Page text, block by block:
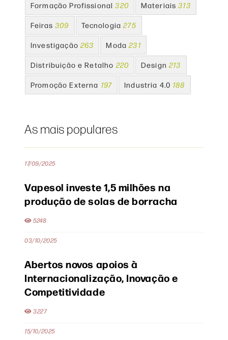
Formação Profissional 320 Materiais 313
Feiras 309 Tecnologia 275
Investigação 263 Moda 231
Distribuição e Retalho 220 Design 213
Promoção Externa 197 Industria 4.0 188
As mais populares
17/09/2025
Vapesol investe 1,5 milhões na
produção de solas de borracha
5248
03/10/2025
Abertos novos apoios à
Internacionalização, Inovação e
Competitividade
3227
15/10/2025